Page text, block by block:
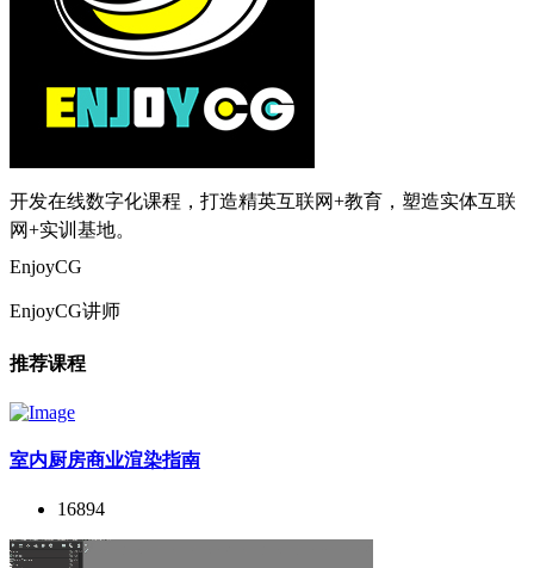
开发在线数字化课程，打造精英互联网+教育，塑造实体互联
网+实训基地。
EnjoyCG
EnjoyCG讲师
推荐课程
室内厨房商业渲染指南
16894